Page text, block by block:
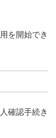
を開始でき
確認手続き